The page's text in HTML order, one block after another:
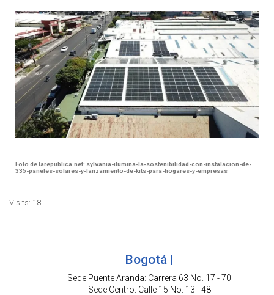
Foto de larepublica.net: sylvania-ilumina-la-sostenibilidad-con-instalacion-de-
335-paneles-solares-y-lanzamiento-de-kits-para-hogares-y-empresas
Visits: 18
Bogotá |
Sede Puente Aranda: Carrera 63 No. 17 - 70
Sede Centro: Calle 15 No. 13 - 48